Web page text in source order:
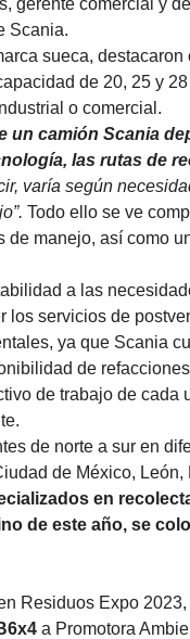
Scania.
sueca,
de 20, 25 y
o comercial.
un camión Scania
las rutas de
varía según
Todo ello se ve
manejo, así como
a las
servicios de
ya que Scania
de
de trabajo de cada
de norte a sur en
de México,
en
de este año, se
Residuos Expo
a Promotora